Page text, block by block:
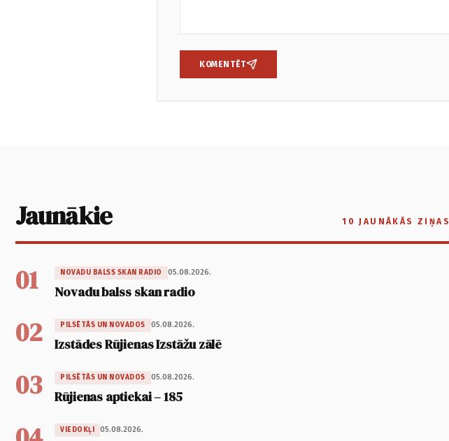
KOMENTĒT
Jaunākie 10 JAUNĀKĀS ZIŅAS
01 NOVADU BALSS SKAN RADIO 05.08.2026.
Novadu balss skan radio
02 PILSĒTĀS UN NOVADOS 05.08.2026.
Izstādes Rūjienas Izstāžu zālē
03 PILSĒTĀS UN NOVADOS 05.08.2026.
Rūjienas aptiekai – 185
VIEDOKĻI 05.08.2026.